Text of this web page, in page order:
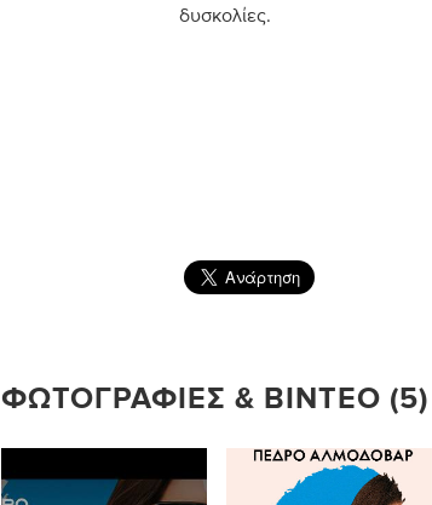
δυσκολίες.
ΦΩΤΟΓΡΑΦΊΕΣ & ΒΊΝΤΕΟ (5)